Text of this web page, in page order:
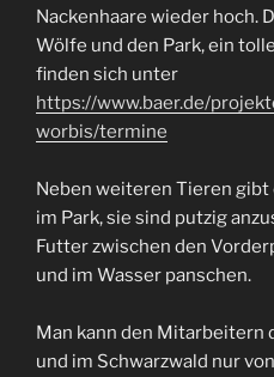
Nackenhaare wieder hoch.
Wölfe und den Park, ein
finden sich unter
https://www.baer.de/
worbis/termine
Neben weiteren Tieren gibt
im Park, sie sind putzig
Futter zwischen den
und im Wasser panschen.
Man kann den Mitarbeitern
und im Schwarzwald nur